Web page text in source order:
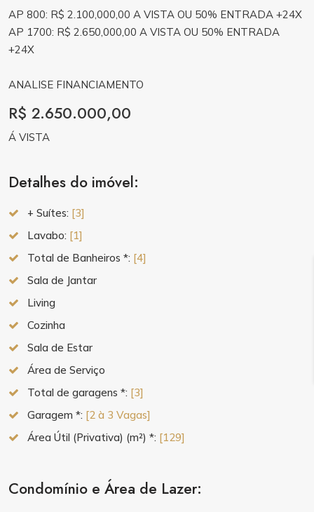
AP 800: R$ 2.100,000,00 A VISTA OU 50% ENTRADA +24X
AP 1700: R$ 2.650,000,00 A VISTA OU 50% ENTRADA
+24X
ANALISE FINANCIAMENTO
R$ 2.650.000,00
Á VISTA
Detalhes do imóvel:
+ Suítes: [3]
Lavabo: [1]
Total de Banheiros *: [4]
Sala de Jantar
Living
Cozinha
Sala de Estar
Área de Serviço
Total de garagens *: [3]
Garagem *: [2 à 3 Vagas]
Área Útil (Privativa) (m²) *: [129]
Condomínio e Área de Lazer: